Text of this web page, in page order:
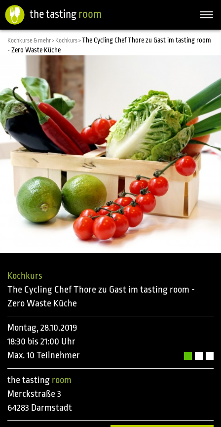
the tasting room
Kochkurse & mehr > Kochkurs >The Cycling Chef Thore zu Gast im tasting room
- Zero Waste Küche
Kochkurs
The Cycling Chef Thore zu Gast im tasting room -
Zero Waste Küche
Montag, 28.10.2019
18:30 bis 21:00 Uhr
Max. 10 Teilnehmer
the tasting room
Merckstraße 3
64283 Darmstadt